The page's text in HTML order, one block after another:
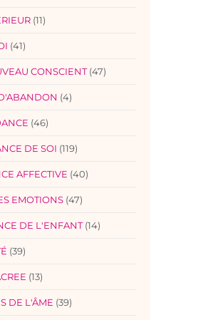
(11)
(41)
CONSCIENT (47)
(4)
(46)
DE SOI (119)
AFFECTIVE (40)
EMOTIONS (47)
DE L'ENFANT (14)
(39)
(13)
DE L'ÂME (39)